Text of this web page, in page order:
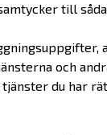
till
och
du har